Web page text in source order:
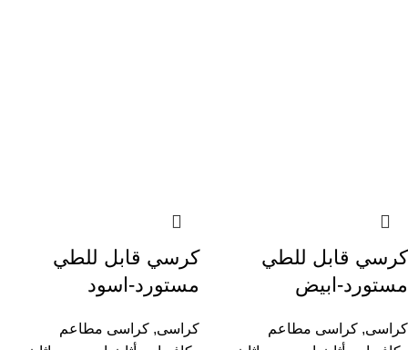
كرسي قابل للطي
مستورد-ابيض
كراسى, كراسى مطاعم
كرسي قابل للطي
مستورد-اسود
كراسى, كراسى مطاعم